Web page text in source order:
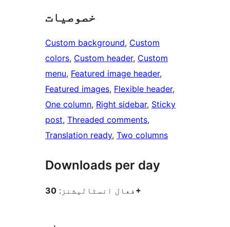
خصوصیات
Custom background, Custom
colors, Custom header, Custom
menu, Featured image header
Featured images, Flexible header
One column, Right sidebar, Sticky
post, Threaded comments
Translation ready, Two columns
Downloads per day
فعال انسٹالیشنز: 30+